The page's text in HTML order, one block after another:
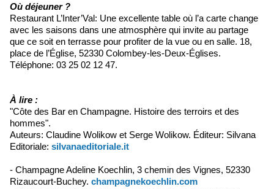
Où déjeuner ?
Restaurant L’Inter’Val: Une excellente table où l’a carte change
avec les saisons dans une atmosphère qui invite au partage
que ce soit en terrasse pour profiter de la vue ou en salle. 18,
place de l’Église, 52330 Colombey-les-Deux-Églises.
Téléphone: 03 25 02 12 47.
À lire :
"Côte des Bar en Champagne. Histoire des terroirs et des
hommes".
Auteurs: Claudine Wolikow et Serge Wolikow. Éditeur: Silvana
Editoriale: silvanaeditoriale.it
- Champagne Adeline Koechlin, 3 chemin des Vignes, 52330
Rizaucourt-Buchey. champagnekoechlin.com